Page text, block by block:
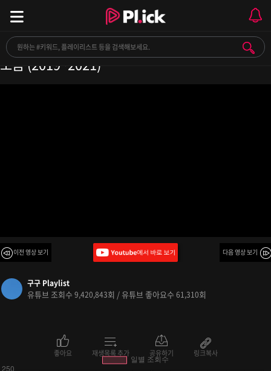
𝐏𝐥𝐚𝐲𝐥𝐢𝐬𝐭 듣기만 해도 신나는 최근 케이팝 여돌 노래
모음 (2019~2021)
이전 영상 보기 다음 영상 보기
구구 Playlist
유튜브 조회수 9,420,843회 / 유튜브 좋아요수 61,310회
좋아요 재생목록 추가 공유하기 링크복사